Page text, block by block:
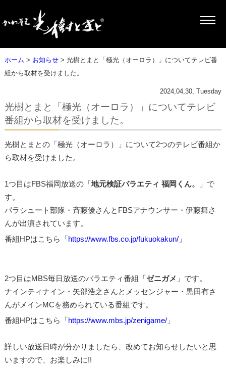
ホーム > お知らせ> 光樹とまと「極光（オーロラ）」についてテレビ番
組から取材を受けました。
2024,04,30, Tuesday
光樹とまと「極光（オーロラ）」についてテレビ
番組から取材を受けました。
光樹とまとの「極光（オーロラ）」について2つのテレビ番組か
ら取材を受けました。
1つ目はFBS福岡放送の「 地元検証バラエティ 福岡くん。
」で
す。
パラシュート部隊・斉藤優さんとFBSアナウンサー・伊藤舞さ
んが出演されています。
番組HPはこちら「 https://www.fbs.co.jp/fukuokakun/」
2つ目はMBS毎日放送のバラエティ番組「 ゼニガメ 」です。
ナインティナイン・矢部浩之さんとメッセンジャー・黒田有さ
んがメインMCを務められている番組です。
番組HPはこちら「 https://www.mbs.jp/zenigame/」
詳しい放送日時が分かりましたら、改めてお知らせしたいと思
いますので、お楽しみに!!